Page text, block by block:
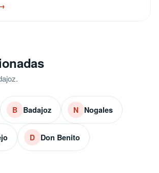
B Badajoz N Nogales
D Don Benito